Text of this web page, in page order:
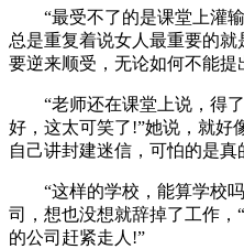
“最受不了的是课堂上灌输
总是重复着说女人最重要的就
要逆来顺受，无论如何不能提
“老师还在课堂上说，得了
好，这太可笑了!”她说，就好
自己讲封建迷信，可怕的是
“这样的学校，能算学校吗
司，想也没想就辞掉了工作
的公司赶紧走人!”